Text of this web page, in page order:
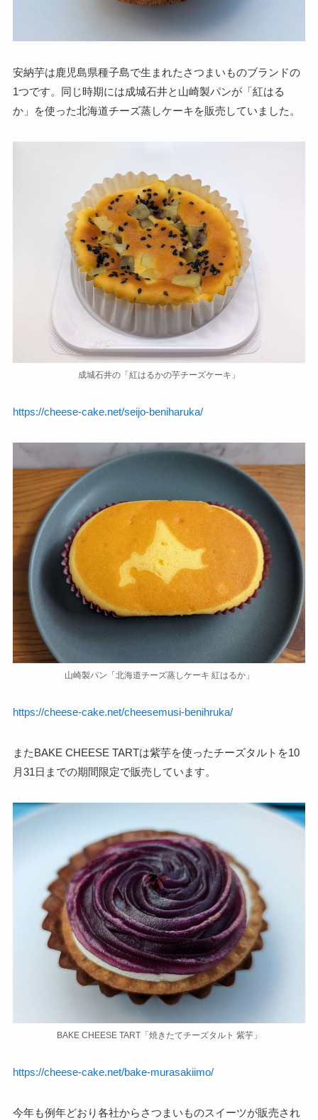
安納芋は鹿児島県種子島で生まれたさつまいものブランドの
1つです。同じ時期には成城石井と山崎製パンが「紅はる
か」を使った北海道チーズ蒸しケーキを販売していました。
成城石井の「紅はるかの芋チーズケーキ」
https://cheese-cake.net/seijo-beniharuka/
山崎製パン「北海道チーズ蒸しケーキ 紅はるか」
https://cheese-cake.net/cheesemusi-benihruka/
またBAKE CHEESE TARTは紫芋を使ったチーズタルトを10
月31日までの期間限定で販売しています。
BAKE CHEESE TART「焼きたてチーズタルト 紫芋」
https://cheese-cake.net/bake-murasakiimo/
今年も例年どおり各社からさつまいものスイーツが販売され